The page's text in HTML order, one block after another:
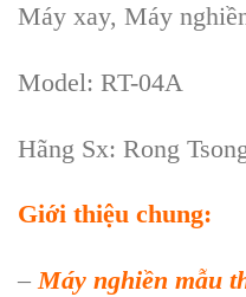
Máy xay, Máy
Model: RT-04A
Hãng Sx: Rong
Giới thiệu chung:
–Máy nghiền mẫu